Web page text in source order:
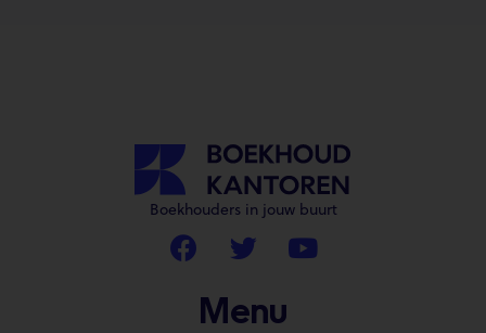
Boekhouders in jouw buurt
Menu